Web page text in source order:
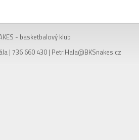
- basketbalový klub
| 736 660 430 | Petr.Hala@BKSnakes.cz